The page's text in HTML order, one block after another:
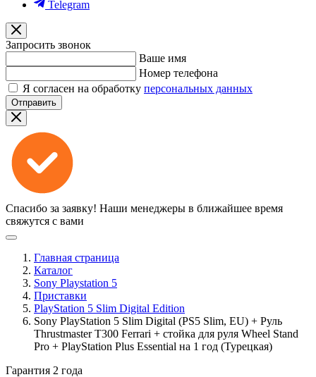
Telegram
Запросить звонок
Ваше имя
Номер телефона
Я согласен на обработку персональных данных
Отправить
Спасибо за заявку! Наши менеджеры в ближайшее время
свяжутся с вами
Главная страница
Каталог
Sony Playstation 5
Приставки
PlayStation 5 Slim Digital Edition
Sony PlayStation 5 Slim Digital (PS5 Slim, EU) + Руль
Thrustmaster T300 Ferrari + стойка для руля Wheel Stand
Pro + PlayStation Plus Essential на 1 год (Турецкая)
Гарантия 2 года